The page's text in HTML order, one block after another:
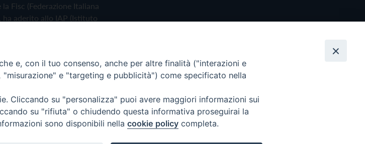
Fisc (Federazione Italiana
ha aderito allo IAP (Istituto
Policy
e, con il tuo consenso, anche per altre finalità ("interazioni e
e "targeting e pubblicità") come specificato nella
Cliccando su "personalizza" puoi avere maggiori informazioni sui
su "rifiuta" o chiudendo questa informativa proseguirai la
sono disponibili nella cookie policy completa.